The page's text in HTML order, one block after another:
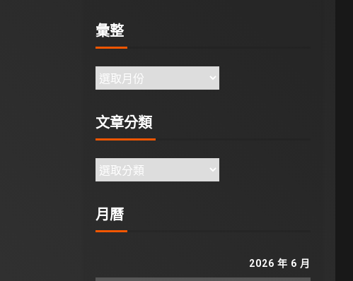
彙整
文章分類
月曆
2026 年 6 月